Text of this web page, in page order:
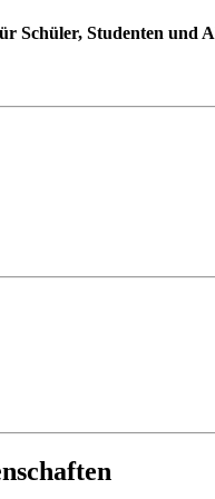
Schüler, Studenten und